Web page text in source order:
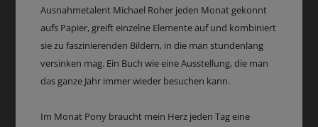
Ausnahmetalent Michael Roher jeden Monat gekonnt
aufs Papier, greift einzelne Elemente auf und kombiniert
sie zu faszinierenden Bildern, in die man stundenlang
versinken mag. Ein Buch wie eine Ausstellung, die man
das ganze Jahr immer wieder besuchen kann.
Im Monat Pony braucht mein Herz jeden Tag eine